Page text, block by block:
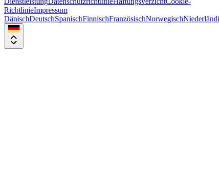
RichtlinieImpressum
DänischDeutschSpanischFinnischFranzösischNorwegisch